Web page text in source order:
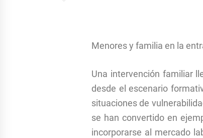
Menores y familia en la
Una intervención familiar
desde el escenario
situaciones de
se han convertido en
incorporarse al mercado